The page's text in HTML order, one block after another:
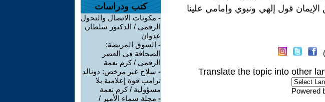
قول إلهي ونبوي وإمامي علينا
Translate the topic into other
Powered
كتب ودراسات
- مكونات الاتصال والتحول
الرقمي / الدكتور سلطان
عدوان
- السوق المريضة:
الصحافة في العصر
الرقمي / كرم نعمة
- سلاح غير مرخص: دونالد
ترامب قوة إعلامية بلا
مسؤولية / كرم نعمة
- مجلة سماء الأمير /